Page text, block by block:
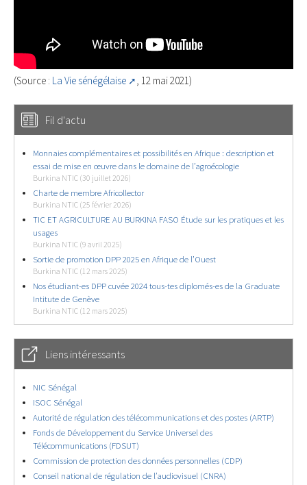
(Source : La Vie sénégélaise , 12 mai 2021)
Fil d'actu
Monnaies complémentaires et possibilités en Afrique : description et
essai de mise en œuvre dans le domaine de l’agroécologie
Burkina NTIC (30 juillet 2026)
Charte de membre Africollector
Burkina NTIC (25 février 2026)
TIC ET AGRICULTURE AU BURKINA FASO Étude sur les pratiques et les
usages
Burkina NTIC (9 avril 2025)
Sortie de promotion DPP 2025 en Afrique de l’Ouest
Burkina NTIC (12 mars 2025)
Nos étudiant-es DPP cuvée 2024 tous-tes diplomés-es de la Graduate
Intitute de Genève
Burkina NTIC (12 mars 2025)
Liens intéressants
NIC Sénégal
ISOC Sénégal
Autorité de régulation des télécommunications et des postes (ARTP)
Fonds de Développement du Service Universel des
Télécommunications (FDSUT)
Commission de protection des données personnelles (CDP)
Conseil national de régulation de l’audiovisuel (CNRA)